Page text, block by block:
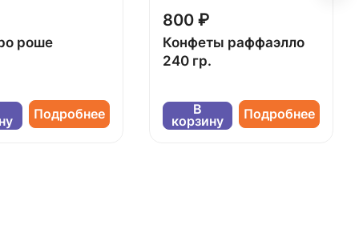
роше
Подробнее
800 ₽
Конфеты раффаэлло
240 гр.
В
корзину
Подробнее